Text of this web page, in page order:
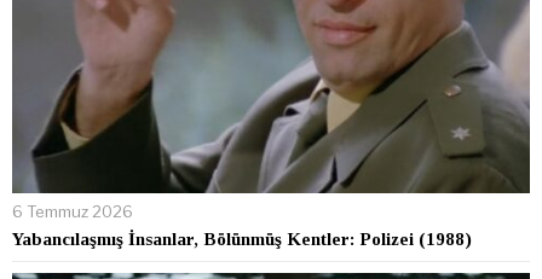
6 Temmuz 2026
Yabancılaşmış İnsanlar, Bölünmüş Kentler: Polizei (1988)